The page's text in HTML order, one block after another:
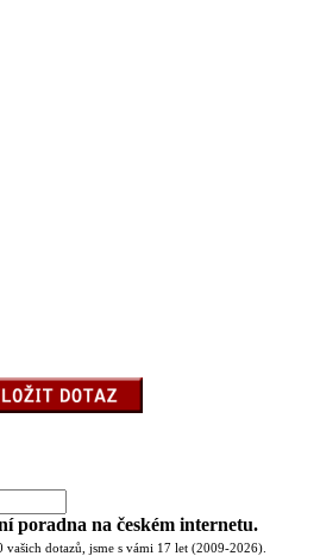
poradna na českém internetu.
vašich dotazů, jsme s vámi 17 let (2009-2026).